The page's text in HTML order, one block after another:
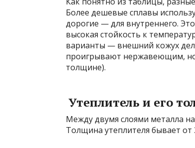
Более дешевые сплавы
дорогие — для внутреннего.
высокая стойкость к
варианты — внешний кожух
проигрывают нержавеющим, но
толщине).
Утеплитель и его
Между двумя слоями металла
Толщина утеплителя бывает от